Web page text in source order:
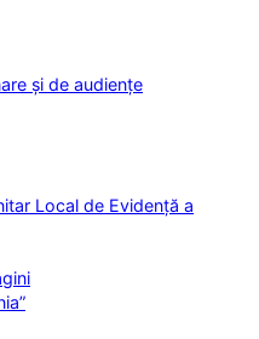
și de audiențe
Local de Evidență a